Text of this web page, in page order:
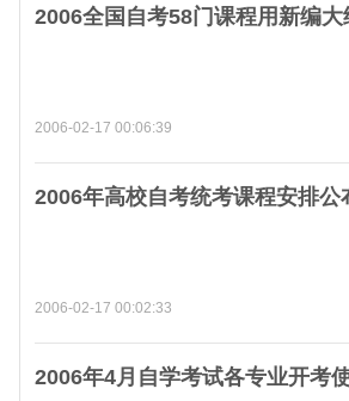
2006全国自考58门课程用新编大
2006-02-17 00:06:39
2006年高校自考统考课程安排公
2006-02-17 00:02:33
2006年4月自学考试各专业开考